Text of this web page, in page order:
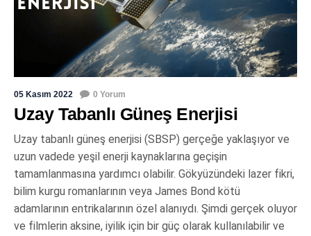
05 Kasım 2022 0 Yorum
Uzay Tabanlı Güneş Enerjisi
Uzay tabanlı güneş enerjisi (SBSP) gerçeğe yaklaşıyor ve
uzun vadede yeşil enerji kaynaklarına geçişin
tamamlanmasına yardımcı olabilir. Gökyüzündeki lazer fikri,
bilim kurgu romanlarının veya James Bond kötü
adamlarının entrikalarının özel alanıydı. Şimdi gerçek oluyor
ve filmlerin aksine, iyilik için bir güç olarak kullanılabilir ve